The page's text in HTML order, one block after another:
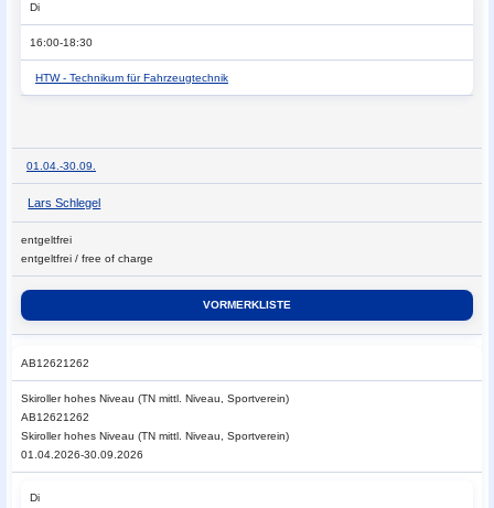
Di
16:00-18:30
HTW - Technikum für Fahrzeugtechnik
01.04.-30.09.
Lars Schlegel
entgeltfrei
entgeltfrei / free of charge
AB12621262
Skirollerhohes Niveau (TN mittl. Niveau, Sportverein)
AB12621262
Skiroller hohes Niveau (TN mittl. Niveau, Sportverein)
01.04.2026-30.09.2026
Di